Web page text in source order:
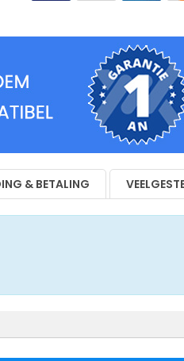
& BETALING